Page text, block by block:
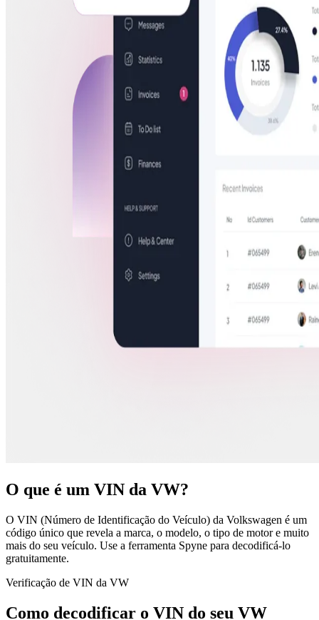
O que é um VIN da VW?
O VIN (Número de Identificação do Veículo) da Volkswagen é um
código único que revela a marca, o modelo, o tipo de motor e muito
mais do seu veículo. Use a ferramenta Spyne para decodificá-lo
gratuitamente.
Verificação de VIN da VW
Como decodificar o VIN do seu VW